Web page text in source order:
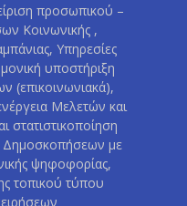
προσωπικού –
Κοινωνικής ,
Υπηρεσίες
υποστήριξη
(επικοινωνιακά),
Μελετών και
στατιστικοποίηση
Δημοσκοπήσεων με
ψηφοφορίας,
τοπικού τύπου